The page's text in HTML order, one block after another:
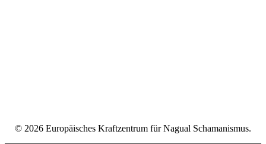
© 2026 Europäisches Kraftzentrum für Nagual Schamanismus.